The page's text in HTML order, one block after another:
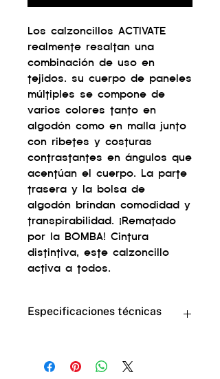
Los calzoncillos ACTIVATE
realmente resaltan una
combinación de uso en
tejidos. su cuerpo de paneles
múltiples se compone de
varios colores tanto en
algodón como en malla junto
con ribetes y costuras
contrastantes en ángulos que
acentúan el cuerpo. La parte
trasera y la bolsa de
algodón brindan comodidad y
transpirabilidad. ¡Rematado
por la BOMBA! Cintura
distintiva, este calzoncillo
activa a todos.
Especificaciones técnicas
10%